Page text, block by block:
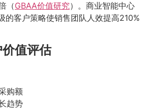
（GBAA价值研究）。商业智能中心
的客户策略使销售团队人效提高210%
值评估
购额
趋势